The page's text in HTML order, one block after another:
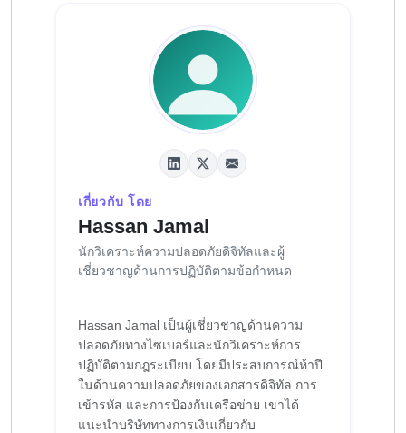
เกี่ยวกับ โดย
Hassan Jamal
นักวิเคราะห์ความปลอดภัยดิจิทัลและผู้
เชี่ยวชาญด้านการปฏิบัติตามข้อกำหนด
Hassan Jamal เป็นผู้เชี่ยวชาญด้านความ
ปลอดภัยทางไซเบอร์และนักวิเคราะห์การ
ปฏิบัติตามกฎระเบียบ โดยมีประสบการณ์ห้าปี
ในด้านความปลอดภัยของเอกสารดิจิทัล การ
เข้ารหัส และการป้องกันเครือข่าย เขาได้
แนะนำบริษัททางการเงินเกี่ยวกับ